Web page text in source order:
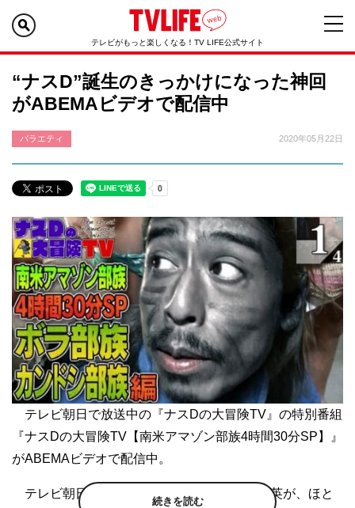
テレビがもっと楽しくなる！TV LIFE公式サイト
“ナスD”誕生のきっかけになった神回
がABEMAビデオで配信中
バラエティ 2020年05月22日
テレビ朝日で放送中の『ナスDの大冒険TV』の特別番組
『ナスDの大冒険TV【南米アマゾン部族4時間30分SP】』
がABEMAビデオで配信中。
テレビ朝日の社員である“ナスD”こと友寄隆英が、ほと
続きを読む